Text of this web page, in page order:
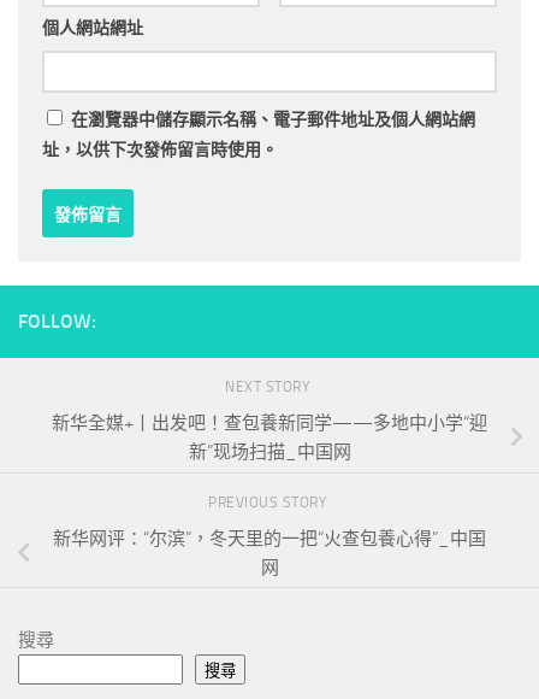
個人網站網址
在瀏覽器中儲存顯示名稱、電子郵件地址及個人網站網
址，以供下次發佈留言時使用。
FOLLOW:
NEXT STORY
新华全媒+丨出发吧！查包養新同学——多地中小学“迎
新”现场扫描_中国网
PREVIOUS STORY
新华网评：“尔滨”，冬天里的一把“火查包養心得”_中国
网
搜尋
搜尋